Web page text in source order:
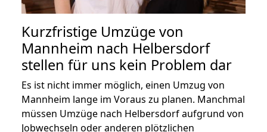
Kurzfristige Umzüge von
Mannheim nach Helbersdorf
stellen für uns kein Problem dar
Es ist nicht immer möglich, einen Umzug von
Mannheim lange im Voraus zu planen. Manchmal
müssen Umzüge nach Helbersdorf aufgrund von
Jobwechseln oder anderen plötzlichen